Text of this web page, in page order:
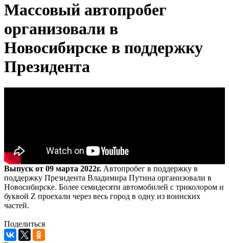
Массовый автопробег
организовали в
Новосибирске в поддержку
Президента
Выпуск от 09 марта 2022г. Автопробег в поддержку в
поддержку Президента Владимира Путина организовали в
Новосибирске. Более семидесяти автомобилей с триколором и
буквой Z проехали через весь город в одну из воинских
частей.
Поделиться